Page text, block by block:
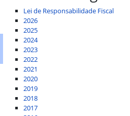
Lei de Responsabilidade Fiscal
2026
2025
2024
2023
2022
2021
2020
2019
2018
2017